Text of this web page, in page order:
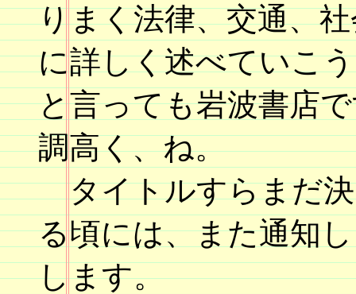
りまく法律、交通、
に詳しく述べていこ
と言っても岩波書店
調高く、ね。
タイトルすらまだ決
る頃には、また通知
します。